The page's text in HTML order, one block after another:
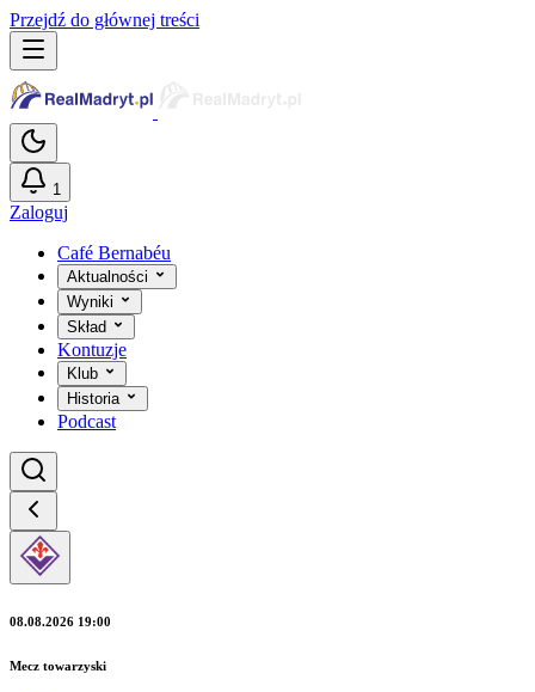
Przejdź do głównej treści
1
Zaloguj
Café Bernabéu
Aktualności
Wyniki
Skład
Kontuzje
Klub
Historia
Podcast
08.08.2026 19:00
Mecz towarzyski